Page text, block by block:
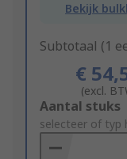
Bekijk
Subtotaal (1
€
(excl.
Add
to
Basket
Aantal stuks
selecteer of typ